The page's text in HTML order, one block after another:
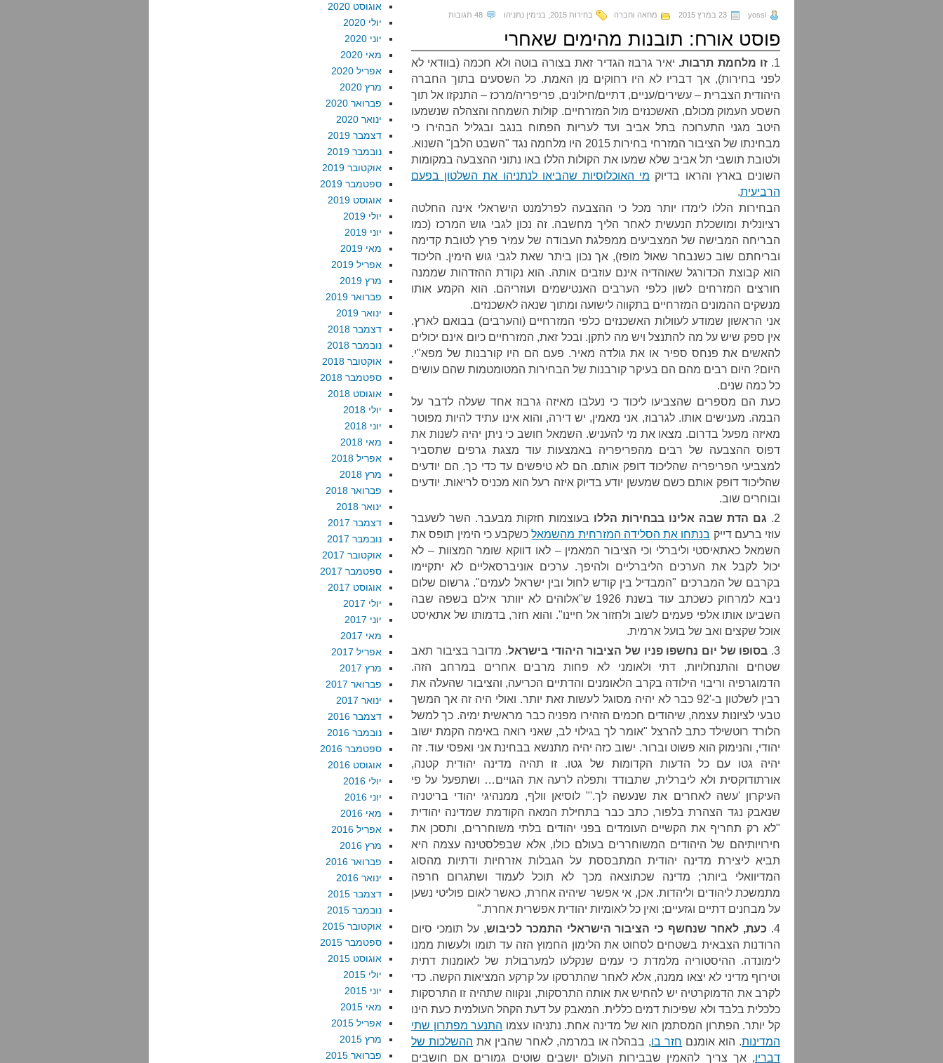
yossi 23 במרץ 2015 מחאה וחברה בחירות 2015 בנימין נתניהו 48 תגובות
פוסט אורח: תובנות מהימים שאחרי
1. זו מלחמת תרבות. יאיר גרבוז הגדיר זאת בצורה בוטה ולא חכמה (בוודאי לא
לפני בחירות), אך דבריו לא היו רחוקים מן האמת. כל השסעים בתוך החברה
היהודית הצברית – עשירים/עניים, דתיים/חילונים, פריפריה/מרכז – התנקזו אל תוך
השסע העמוק מכולם, האשכנזים מול המזרחיים. קולות השמחה והצהלה שנשמעו
היטב מגני התערוכה בתל אביב ועד לעריות הפתוח בנגב ובגליל הבהירו כי
מבחינתו של הציבור המזרחי בחירות 2015 היו מלחמה נגד "השבט הלבן" השנוא.
ולטובת תושבי תל אביב שלא שמעו את הקולות הללו באו נתוני ההצבעה במקומות
השונים בארץ והראו בדיוק מי האוכלוסיות שהביאו לנתניהו את השלטון בפעם
הרביעית.
הבחירות הללו לימדו יותר מכל כי ההצבעה לפרלמנט הישראלי אינה החלטה
רציונלית ומושכלת הנעשית לאחר הליך מחשבה. זה נכון לגבי גוש המרכז (כמו
הבריחה המבישה של המצביעים ממפלגת העבודה של עמיר פרץ לטובת קדימה
ובריחתם שוב כשנבחר שאול מופז), אך נכון ביתר שאת לגבי גוש הימין. הליכוד
הוא קבוצת הכדורגל שאוהדיה אינם עוזבים אותה. הוא נקודת ההזדהות שממנה
חורצים המזרחים לשון כלפי הערבים האנטישמים ועוזריהם. הוא הקמע אותו
מנשקים ההמונים המזרחיים בתקווה לישועה ומתוך שנאה לאשכנזים.
אני הראשון שמודע לעוולות האשכנזים כלפי המזרחיים (והערבים) בבואם לארץ.
אין ספק שיש על מה להתנצל ויש מה לתקן. ובכל זאת, המזרחיים כיום אינם יכולים
להאשים את פנחס ספיר או את גולדה מאיר. פעם הם היו קורבנות של מפא"י.
היום? היום רבים מהם הם בעיקר קורבנות של הבחירות המטומטמות שהם עושים
כל כמה שנים.
כעת הם מספרים שהצביעו ליכוד כי נעלבו מאיזה גרבוז אחד שעלה לדבר על
הבמה. מענישים אותו. לגרבוז, אני מאמין, יש דירה, והוא אינו עתיד להיות מפוטר
מאיזה מפעל בדרום. מצאו את מי להעניש. השמאל חושב כי ניתן יהיה לשנות את
דפוס ההצבעה של רבים מהפריפריה באמצעות עוד מצגת גרפים שתסביר
למצביעי הפריפריה שהליכוד דופק אותם. הם לא טיפשים עד כדי כך. הם יודעים
שהליכוד דופק אותם כשם שמעשן יודע בדיוק איזה רעל הוא מכניס לריאות. יודעים
ובוחרים שוב.
2.
גם הדת שבה אלינו בבחירות הללו בעוצמות חזקות מבעבר. השר לשעבר
עוזי ברעם דייק בנתחו את הסלידה המזרחית מהשמאלכשקבע כי הימין תופס את
השמאל כאתאיסטי וליברלי וכי הציבור המאמין – לאו דווקא שומר המצוות – לא
יכול לקבל את הערכים הליברליים ולהיפך. ערכים אוניברסאליים לא יתקיימו
בקרבם של המברכים "המבדיל בין קודש לחול ובין ישראל לעמים". גרשום שלום
ניבא למרחוק כשכתב עוד בשנת 1926 ש"אלוהים לא יוותר אילם בשפה שבה
השביעו אותו אלפי פעמים לשוב ולחזור אל חיינו". והוא חזר, בדמותו של אתאיסט
אוכל שקצים ואב של בועל ארמית.
3. בסופו של יום נחשפו פניו של הציבור היהודי בישראל. מדובר בציבור תאב
שטחים והתנחלויות, דתי ולאומני לא פחות מרבים אחרים במרחב הזה.
הדמוגרפיה וריבוי הילודה בקרב הלאומנים והדתיים הכריעה, והציבור שהעלה את
רבין לשלטון ב-'92 כבר לא יהיה מסוגל לעשות זאת יותר. ואולי היה זה אך המשך
טבעי לציונות עצמה, שיהודים חכמים הזהירו מפניה כבר מראשית ימיה. כך למשל
הלורד רוטשילד כתב להרצל "אומר לך בגילוי לב, שאני רואה באימה הקמת ישוב
יהודי, והנימוק הוא פשוט וברור. ישוב כזה יהיה מתנשא בבחינת אני ואפסי עוד. זה
יהיה גטו עם כל הדעות הקדומות של גטו. זו תהיה מדינה יהודית קטנה,
אורתודוקסית ולא ליברלית, שתבודד ותפלה לרעה את הגויים… ושתפעל על פי
העיקרון 'עשה לאחרים את שנעשה לך.'" לוסיאן וולף, ממנהיגי יהודי בריטניה
שנאבק נגד הצהרת בלפור, כתב כבר בתחילת המאה הקודמת שמדינה יהודית
"לא רק תחריף את הקשיים העומדים בפני יהודים בלתי משוחררים, ותסכן את
חירויותיהם של היהודים המשוחררים בעולם כולו, אלא שבפלסטינה עצמה היא
תביא ליצירת מדינה יהודית המתבססת על הגבלות אזרחיות ודתיות מהסוג
המדיוואלי ביותר; מדינה שכתוצאה מכך לא תוכל לעמוד ושתגרום חרפה
מתמשכת ליהודים וליהדות. אכן, אי אפשר שיהיה אחרת, כאשר לאום פוליטי נשען
על מבחנים דתיים וגזעיים; ואין כל לאומיות יהודית אפשרית אחרת."
4.
כעת, לאחר שנחשף כי הציבור הישראלי התמכר לכיבוש, על תומכי סיום
הרודנות הצבאית בשטחים לסחוט את הלימון החמוץ הזה עד תומו ולעשות ממנו
לימונדה. ההיסטוריה מלמדת כי עמים שנקלעו למערבולת של לאומנות דתית
וטירוף מדיני לא יצאו ממנה, אלא לאחר שהתרסקו על קרקע המציאות הקשה. כדי
לקרב את הדמוקרטיה יש להחיש את אותה התרסקות, ונקווה שתהיה זו התרסקות
כלכלית בלבד ולא שפיכות דמים כללית. המאבק על דעת הקהל העולמית כעת הינו
קל יותר. הפתרון המסתמן הוא של מדינה אחת. נתניהו עצמו התנער מפתרון שתי
המדינות. הוא אומנם חזר בו, בבהלה או במרמה, לאחר שהבין את ההשלכות של
דבריו, אך צריך להאמין שבבירות העולם יושבים שוטים גמורים אם חושבים
אוגוסט 2020
יולי 2020
יוני 2020
מאי 2020
אפריל 2020
מרץ 2020
פברואר 2020
ינואר 2020
דצמבר 2019
נובמבר 2019
אוקטובר 2019
ספטמבר 2019
אוגוסט 2019
יולי 2019
יוני 2019
מאי 2019
אפריל 2019
מרץ 2019
פברואר 2019
ינואר 2019
דצמבר 2018
נובמבר 2018
אוקטובר 2018
ספטמבר 2018
אוגוסט 2018
יולי 2018
יוני 2018
מאי 2018
אפריל 2018
מרץ 2018
פברואר 2018
ינואר 2018
דצמבר 2017
נובמבר 2017
אוקטובר 2017
ספטמבר 2017
אוגוסט 2017
יולי 2017
יוני 2017
מאי 2017
אפריל 2017
מרץ 2017
פברואר 2017
ינואר 2017
דצמבר 2016
נובמבר 2016
ספטמבר 2016
אוגוסט 2016
יולי 2016
יוני 2016
מאי 2016
אפריל 2016
מרץ 2016
פברואר 2016
ינואר 2016
דצמבר 2015
נובמבר 2015
אוקטובר 2015
ספטמבר 2015
אוגוסט 2015
יולי 2015
יוני 2015
מאי 2015
אפריל 2015
מרץ 2015
פברואר 2015